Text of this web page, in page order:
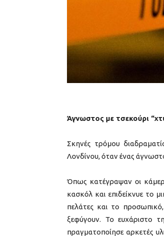
Άγνωστος με τσεκούρι
Σκηνές τρόμου
Λονδίνου, όταν ένας
Όπως κατέγραψαν οι
κασκόλ και επιδείκνυε το
πελάτες και το
ξεφύγουν. Το ευχάριστο
πραγματοποίησε αρκετές